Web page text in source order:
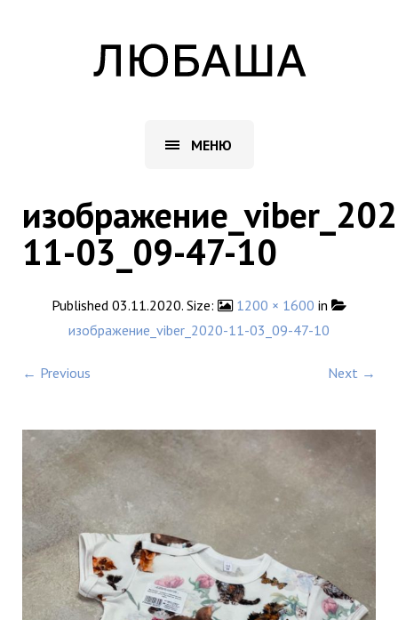
МЕНЮ
11-03_09-47-10
Published 03.11.2020. Size: 1200 × 1600 in
изображение_viber_2020-11-03_09-47-10
← Previous Next →